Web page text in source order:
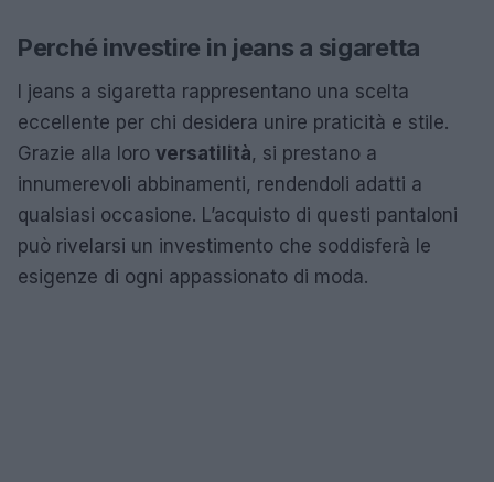
Perché investire in jeans a sigaretta
I jeans a sigaretta rappresentano una scelta
eccellente per chi desidera unire praticità e stile.
Grazie alla loro versatilità, si prestano a
innumerevoli abbinamenti, rendendoli adatti a
qualsiasi occasione. L’acquisto di questi pantaloni
può rivelarsi un investimento che soddisferà le
esigenze di ogni appassionato di moda.